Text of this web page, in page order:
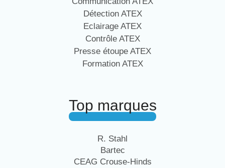
Détection ATEX
Eclairage ATEX
Contrôle ATEX
Presse étoupe ATEX
Formation ATEX
Top marques
R. Stahl
Bartec
CEAG Crouse-Hinds